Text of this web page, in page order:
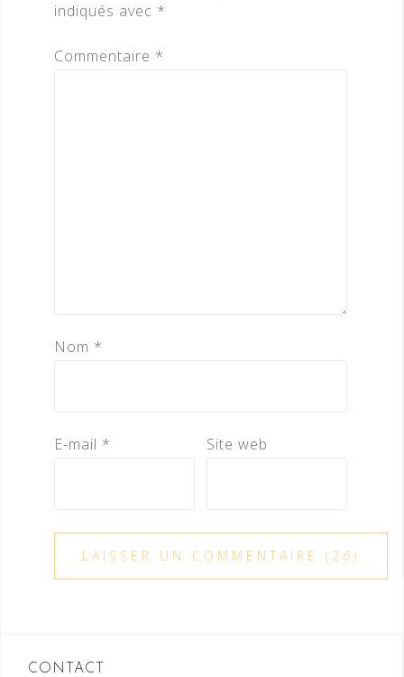
indiqués avec *
Commentaire *
Nom *
E-mail * Site web
CONTACT